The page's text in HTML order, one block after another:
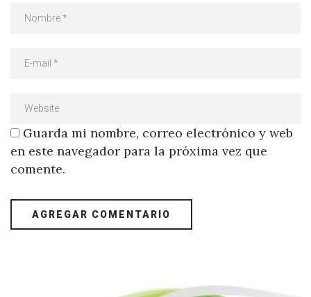
Guarda mi nombre, correo electrónico y web
en este navegador para la próxima vez que
comente.